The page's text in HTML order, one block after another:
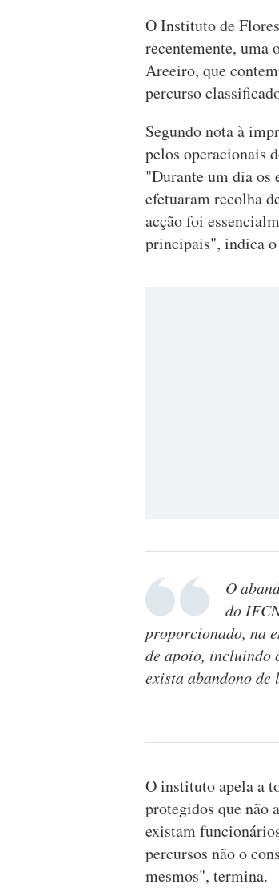
O Instituto de
recentemente, uma
Areeiro, que
percurso
Segundo nota à
pelos operacionais
"Durante um dia os
efetuaram recolha
acção foi
principais", indica
O
do
proporcionado, na
de apoio, incluindo
exista abandono de
O instituto apela a
protegidos que não
existam
percursos não o
mesmos", termina.